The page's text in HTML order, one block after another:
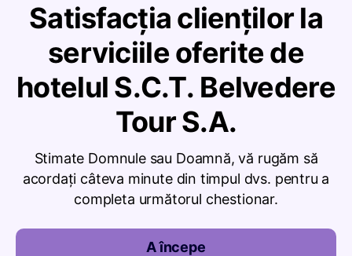
Satisfacția clienților la
serviciile oferite de
hotelul S.C.T. Belvedere
Tour S.A.
Stimate Domnule sau Doamnă, vă rugăm să
acordați câteva minute din timpul dvs. pentru a
completa următorul chestionar.
A începe